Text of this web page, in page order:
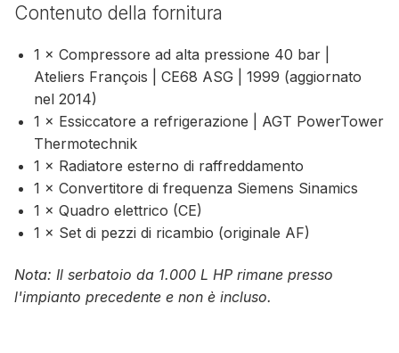
Contenuto della fornitura
1 × Compressore ad alta pressione 40 bar |
Ateliers François | CE68 ASG | 1999 (aggiornato
nel 2014)
1 × Essiccatore a refrigerazione | AGT PowerTower
Thermotechnik
1 × Radiatore esterno di raffreddamento
1 × Convertitore di frequenza Siemens Sinamics
1 × Quadro elettrico (CE)
1 × Set di pezzi di ricambio (originale AF)
Nota: Il serbatoio da 1.000 L HP rimane presso
l'impianto precedente e non è incluso.